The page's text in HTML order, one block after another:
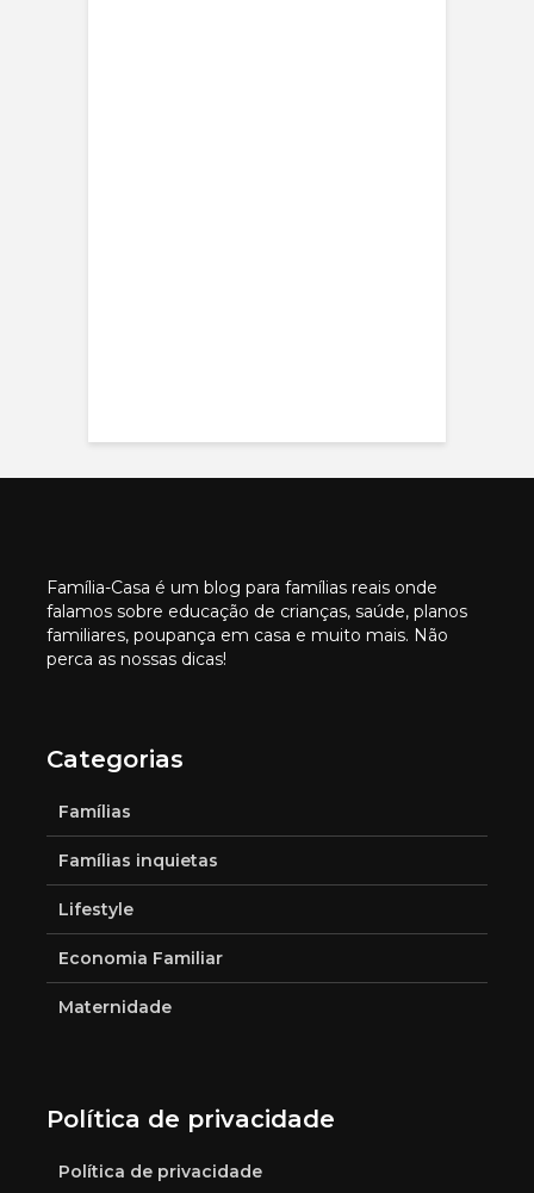
Família-Casa é um blog para famílias reais onde
falamos sobre educação de crianças, saúde, planos
familiares, poupança em casa e muito mais. Não
perca as nossas dicas!
Categorias
Famílias
Famílias inquietas
Lifestyle
Economia Familiar
Maternidade
Política de privacidade
Política de privacidade